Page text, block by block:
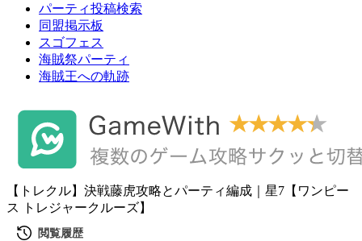
パーティ投稿検索
同盟掲示板
スゴフェス
海賊祭パーティ
海賊王への軌跡
【トレクル】決戦藤虎攻略とパーティ編成｜星7【ワンピー
ス トレジャークルーズ】